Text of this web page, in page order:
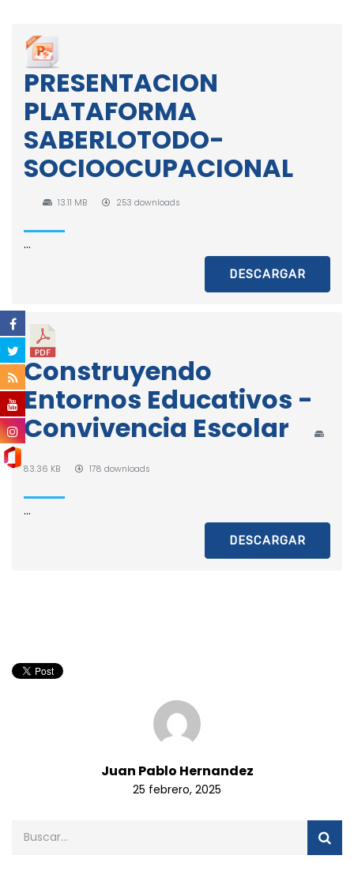
PRESENTACION
PLATAFORMA
SABERLOTODO-
SOCIOOCUPACIONAL
13.11 MB 253 downloads
...
DESCARGAR
Construyendo
Entornos Educativos -
Convivencia Escolar
83.36 KB 178 downloads
...
DESCARGAR
Juan Pablo Hernandez
25 febrero, 2025